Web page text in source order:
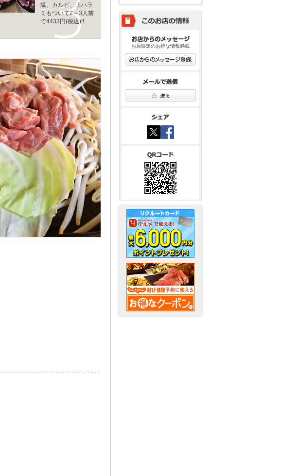
塩、カルビ、上ハラ
ミもついて2～3人前
で4433円(税込)!!
お店限定のお得な情報満載